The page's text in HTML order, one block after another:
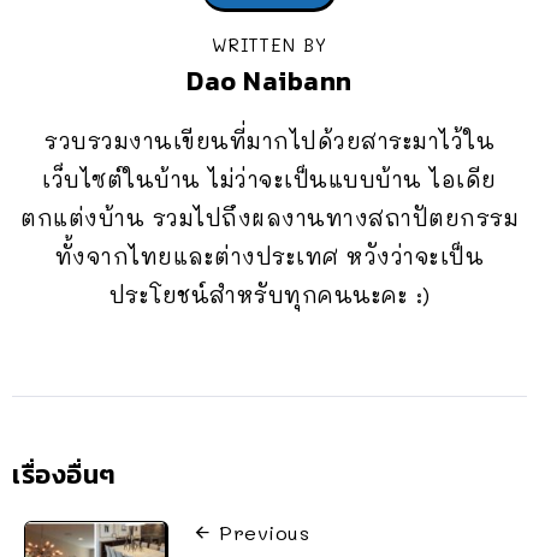
WRITTEN BY
Dao Naibann
รวบรวมงานเขียนที่มากไปด้วยสาระมาไว้ใน
เว็บไซต์ในบ้าน ไม่ว่าจะเป็นแบบบ้าน ไอเดีย
ตกแต่งบ้าน รวมไปถึงผลงานทางสถาปัตยกรรม
ทั้งจากไทยและต่างประเทศ หวังว่าจะเป็น
ประโยชน์สำหรับทุกคนนะคะ :)
เรื่องอื่นๆ
Previous